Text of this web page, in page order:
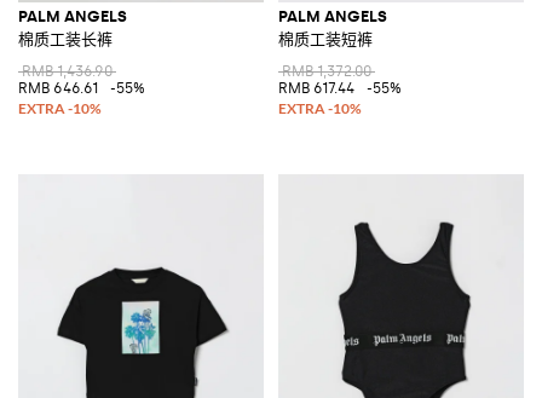
PALM ANGELS
棉质工装长裤
RMB 1,436.90
RMB 646.61
-55%
PALM ANGELS
棉质工装短裤
RMB 1,372.00
RMB 617.44
-55%